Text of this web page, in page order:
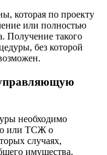
которая по проекту
или полностью
Получение такого
без которой
необходимо
или ТСЖ о
случаях,
имущества,